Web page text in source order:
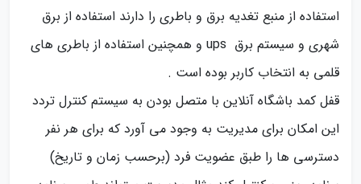
استفاده از منبع تغدیه برق و باطری را دارند استفاده از برق
شهری و سیستم برق ups و همچنین استفاده از باطری های
قلمی به انتخاب کاربر بوده است .
قفل کمد باشگاه آنلاین با متصل بودن به سیستم کنترل تردد
این امکان برای مدیریت به وجود می آورد که برای هر نفر
دسترسی ها را طبق عضویت فرد (برحسب زمان و تاریخ)